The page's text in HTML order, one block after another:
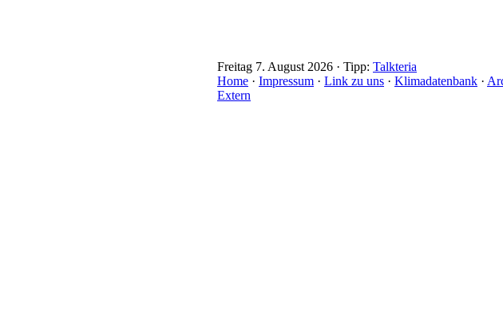
Freitag 7. August 2026 · Tipp: Talkteria
Home · Impressum · Link zu uns · Klimadatenbank ·
Extern